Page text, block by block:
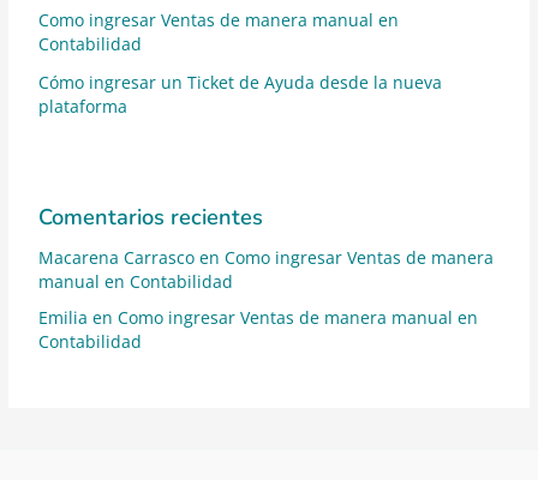
Como ingresar Ventas de manera manual en
Contabilidad
Cómo ingresar un Ticket de Ayuda desde la nueva
plataforma
Comentarios recientes
Macarena Carrasco enComo ingresar Ventas de manera
manual en Contabilidad
Emilia enComo ingresar Ventas de manera manual en
Contabilidad